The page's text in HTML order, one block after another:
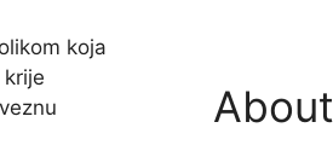
koja
About